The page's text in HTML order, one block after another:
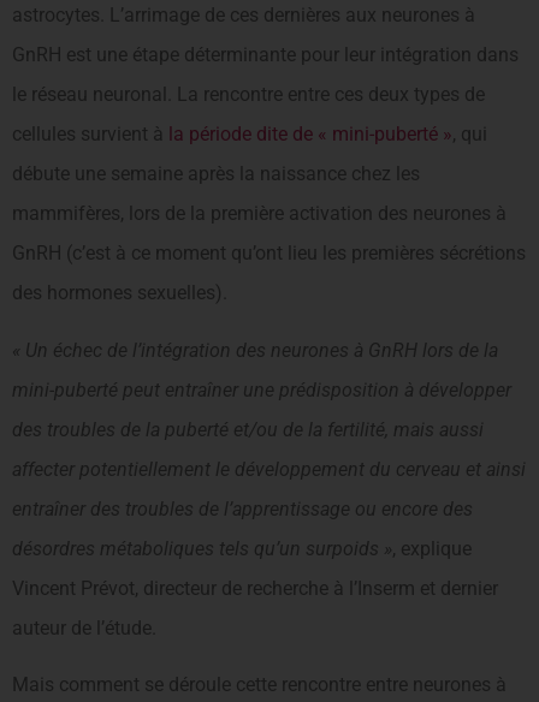
astrocytes. L’arrimage de ces dernières aux neurones à
GnRH est une étape déterminante pour leur intégration dans
le réseau neuronal. La rencontre entre ces deux types de
cellules survient à la période dite de « mini-puberté », qui
débute une semaine après la naissance chez les
mammifères, lors de la première activation des neurones à
GnRH (c’est à ce moment qu’ont lieu les premières sécrétions
des hormones sexuelles).
« Un échec de l’intégration des neurones à GnRH lors de la
mini-puberté peut entraîner une prédisposition à développer
des troubles de la puberté et/ou de la fertilité, mais aussi
affecter potentiellement le développement du cerveau et ainsi
entraîner des troubles de l’apprentissage ou encore des
désordres métaboliques tels qu’un surpoids », explique
Vincent Prévot, directeur de recherche à l’Inserm et dernier
auteur de l’étude.
Mais comment se déroule cette rencontre entre neurones à